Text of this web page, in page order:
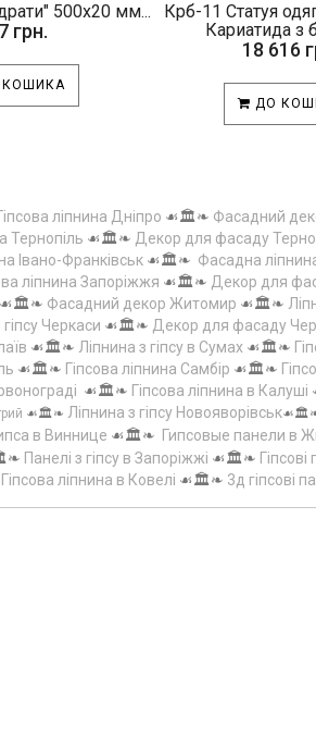
500х20 мм...
грн.
Крб-11 Статуя
Кариатида з
18 616
ДО
ліпнина Дніпро ☙🏛️❧ Фасадний
Тернопіль ☙🏛️❧ Декор для фасаду
Івано-Франківськ ☙🏛️❧ Фасадна
ліпнина Запоріжжя ☙🏛️❧ Декор для
☙🏛️❧ Фасадний декор Житомир ☙🏛️❧
Черкаси ☙🏛️❧ Декор для фасаду
☙🏛️❧ Ліпнина з гіпсу в Сумах ☙🏛️❧
☙🏛️❧ Гіпсова ліпнина Самбір ☙🏛️❧
☙🏛️❧ Гіпсова ліпнина в Калуші
☙🏛️❧ Ліпнина з гіпсу Новояворівськ
в Виннице ☙🏛️❧ Гипсовые панели в
Панелі з гіпсу в Запоріжжі ☙🏛️❧
Гіпсова ліпнина в Ковелі ☙🏛️❧ 3д гіпсові